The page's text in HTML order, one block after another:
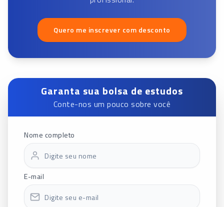
Quero me inscrever com desconto
Garanta sua bolsa de estudos
Conte-nos um pouco sobre você
Nome completo
E-mail